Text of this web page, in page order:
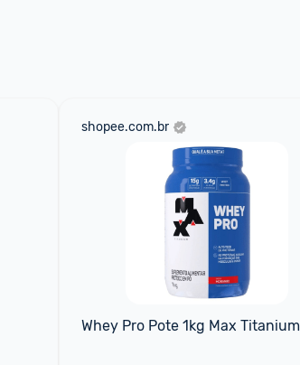
shopee.com.br
Whey Pro Pote 1kg Max Titanium